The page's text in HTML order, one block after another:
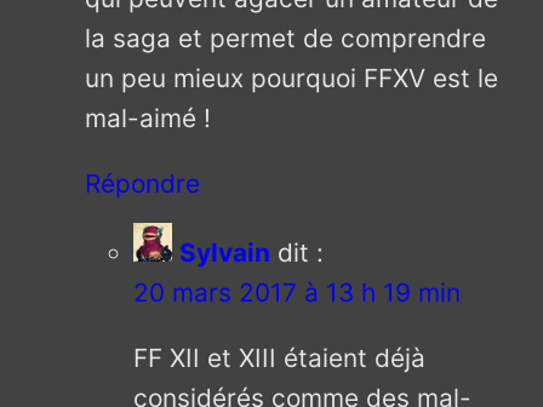
la saga et permet de comprendre
un peu mieux pourquoi FFXV est le
mal-aimé !
Répondre
Sylvain dit :
20 mars 2017 à 13 h 19 min
FF XII et XIII étaient déjà
considérés comme des mal-